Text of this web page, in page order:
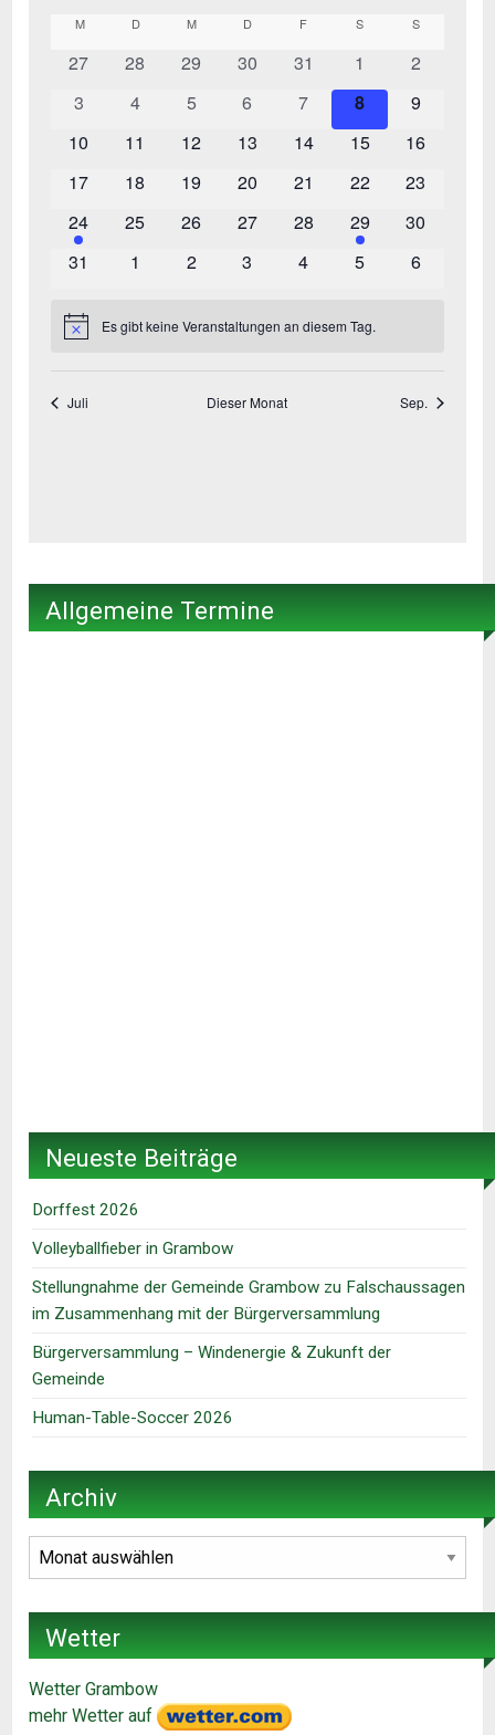
Allgemeine Termine
Neueste Beiträge
Dorffest 2026
Volleyballfieber in Grambow
Stellungnahme der Gemeinde Grambow zu Falschaussagen
im Zusammenhang mit der Bürgerversammlung
Bürgerversammlung – Windenergie & Zukunft der
Gemeinde
Human-Table-Soccer 2026
Archiv
Archiv
Wetter
Wetter Grambow
mehr Wetter auf